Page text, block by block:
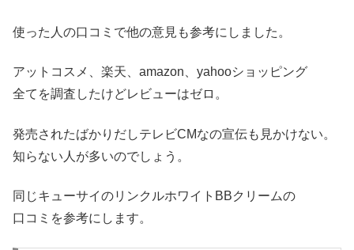
使った人の口コミで他の意見も参考にしました。
アットコスメ、楽天、amazon、yahooショッピング
全てを調査したけどレビューはゼロ。
発売されたばかりだしテレビCMなの宣伝も見かけない。
知らない人が多いのでしょう。
同じキューサイのリンクルホワイトBBクリームの
口コミを参考にします。